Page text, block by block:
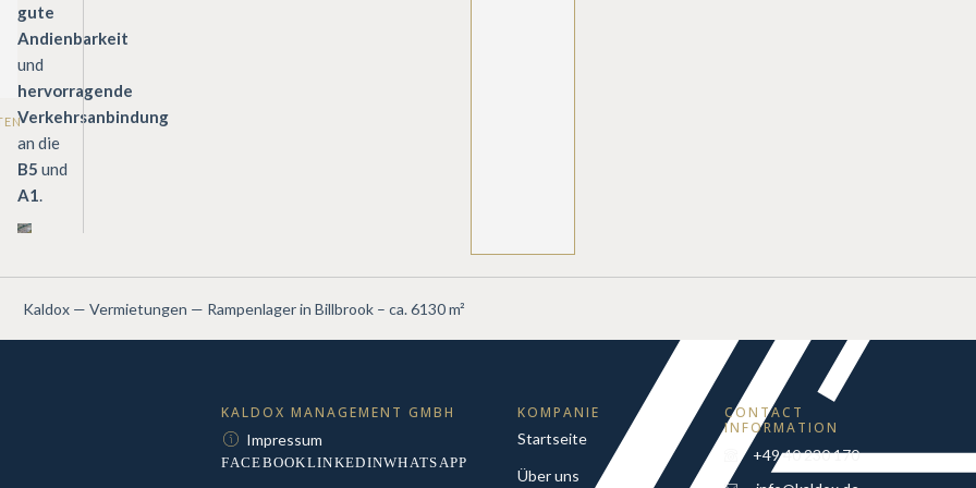
gute
Andienbarkeit
und
hervorragende
Verkehrsanbindung
an die
B5 und
A1.
Kaldox — Vermietungen — Rampenlager in Billbrook – ca. 6130 m²
KALDOX MANAGEMENT GMBH
Impressum
FACEBOOKLINKEDINWHATSAPP
KOMPANIE
Startseite
Über uns
CONTACT
INFORMATION
+49 40 230 170